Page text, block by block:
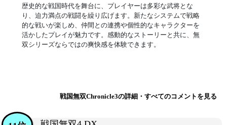
歴史的な戦国時代を舞台に、プレイヤーは多彩な武将とな
り、迫力満点の戦闘を繰り広げます。新たなシステムで戦略
的な戦いが楽しめ、仲間との連携や個性的なキャラクターを
活かしたプレイが魅力です。感動的なストーリーと共に、無
双シリーズならではの爽快感を体験できます。
戦国無双Chronicle3の詳細・すべてのコメントを見る